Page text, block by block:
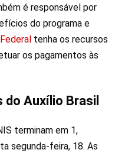
é responsável por
do programa e
tenha os recursos
os pagamentos às
do Auxílio Brasil
terminam em 1,
segunda-feira, 18. As